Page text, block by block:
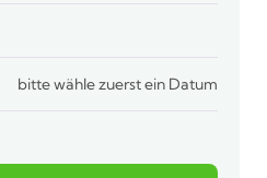
bitte wähle zuerst ein Datum